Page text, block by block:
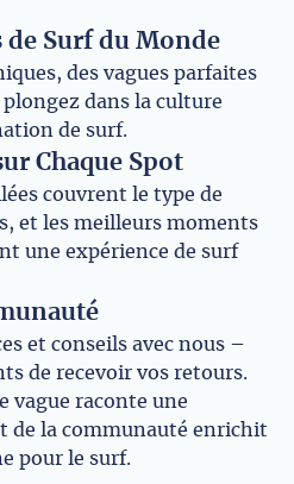
de Surf du Monde
des vagues parfaites
dans la culture
de surf.
Chaque Spot
couvrent le type de
et les meilleurs moments
une expérience de surf
et conseils avec nous –
de recevoir vos retours.
vague raconte une
de la communauté enrichit
pour le surf.